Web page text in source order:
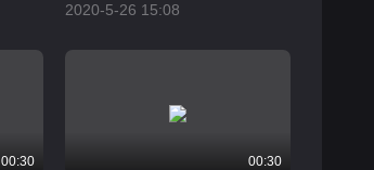
2020-5-26 15:08
00:30 00:30